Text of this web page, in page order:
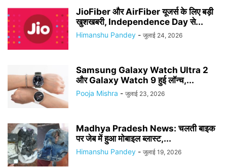
JioFiber और AirFiber यूजर्स के लिए बड़ी
खुशखबरी, Independence Day से...
Himanshu Pandey - जुलाई 24, 2026
Samsung Galaxy Watch Ultra 2
और Galaxy Watch 9 हुई लॉन्च,...
Pooja Mishra - जुलाई 23, 2026
Madhya Pradesh News: चलती बाइक
पर जेब में हुआ मोबाइल ब्लास्ट,...
Himanshu Pandey - जुलाई 19, 2026